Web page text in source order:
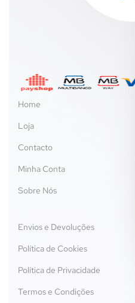
Home
Loja
Contacto
Minha Conta
Sobre Nós
Envios e Devoluções
Política de Cookies
Política de Privacidade
Termos e Condições